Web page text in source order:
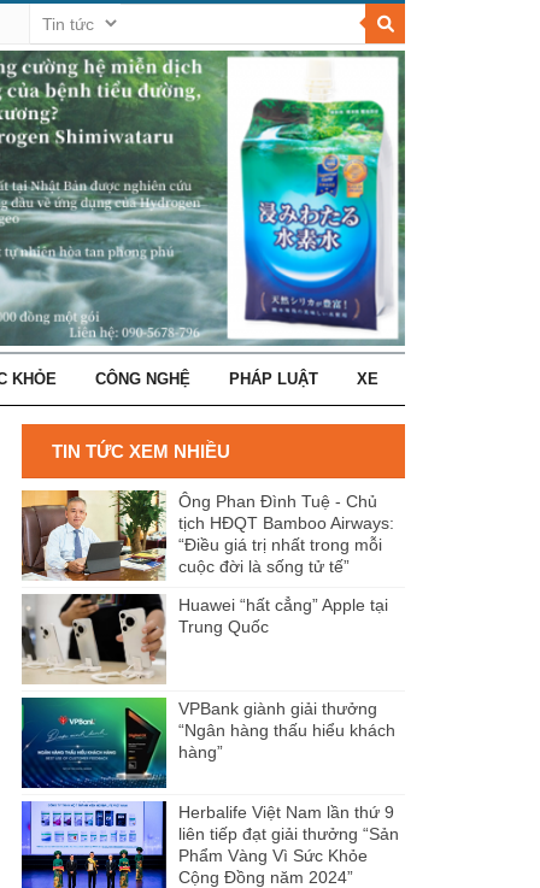
KHỎE CÔNG NGHỆ PHÁP LUẬT XE
TIN TỨC XEM NHIỀU
Ông Phan Đình Tuệ - Chủ
tịch HĐQT Bamboo Airways:
“Điều giá trị nhất trong mỗi
cuộc đời là sống tử tế”
Huawei “hất cẳng” Apple tại
Trung Quốc
VPBank giành giải thưởng
“Ngân hàng thấu hiểu khách
hàng”
Herbalife Việt Nam lần thứ 9
liên tiếp đạt giải thưởng “Sản
Phẩm Vàng Vì Sức Khỏe
Cộng Đồng năm 2024”